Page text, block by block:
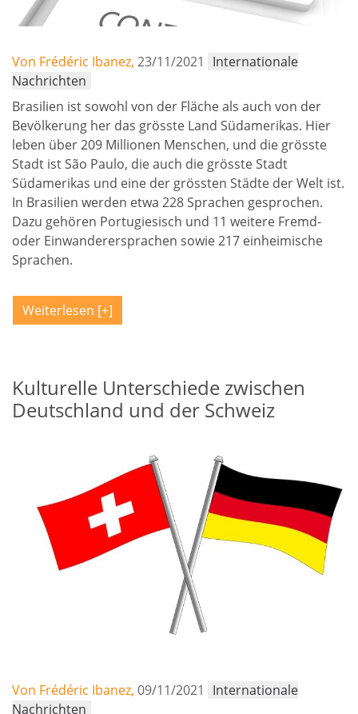
Von Frédéric Ibanez, 23/11/2021
Internationale
Nachrichten
Brasilien ist sowohl von der Fläche als auch von der
Bevölkerung her das grösste Land Südamerikas. Hier
leben über 209 Millionen Menschen, und die grösste
Stadt ist São Paulo, die auch die grösste Stadt
Südamerikas und eine der grössten Städte der Welt ist.
In Brasilien werden etwa 228 Sprachen gesprochen.
Dazu gehören Portugiesisch und 11 weitere Fremd-
oder Einwanderersprachen sowie 217 einheimische
Sprachen.
Weiterlesen
Kulturelle Unterschiede zwischen
Deutschland und der Schweiz
Von Frédéric Ibanez, 09/11/2021
Internationale
Nachrichten